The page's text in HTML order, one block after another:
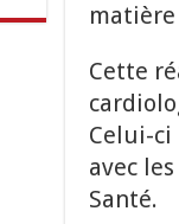
matière
Cette
Celui-
avec
Santé.